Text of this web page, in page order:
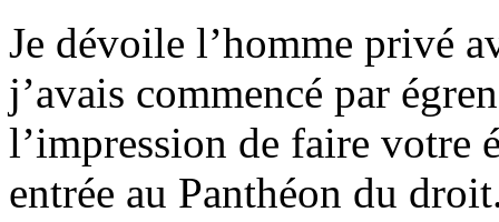
Je dévoile l’homme privé
j’avais commencé par
l’impression de faire votre
entrée au Panthéon du